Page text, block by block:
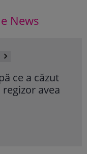
News
ce a căzut
avea